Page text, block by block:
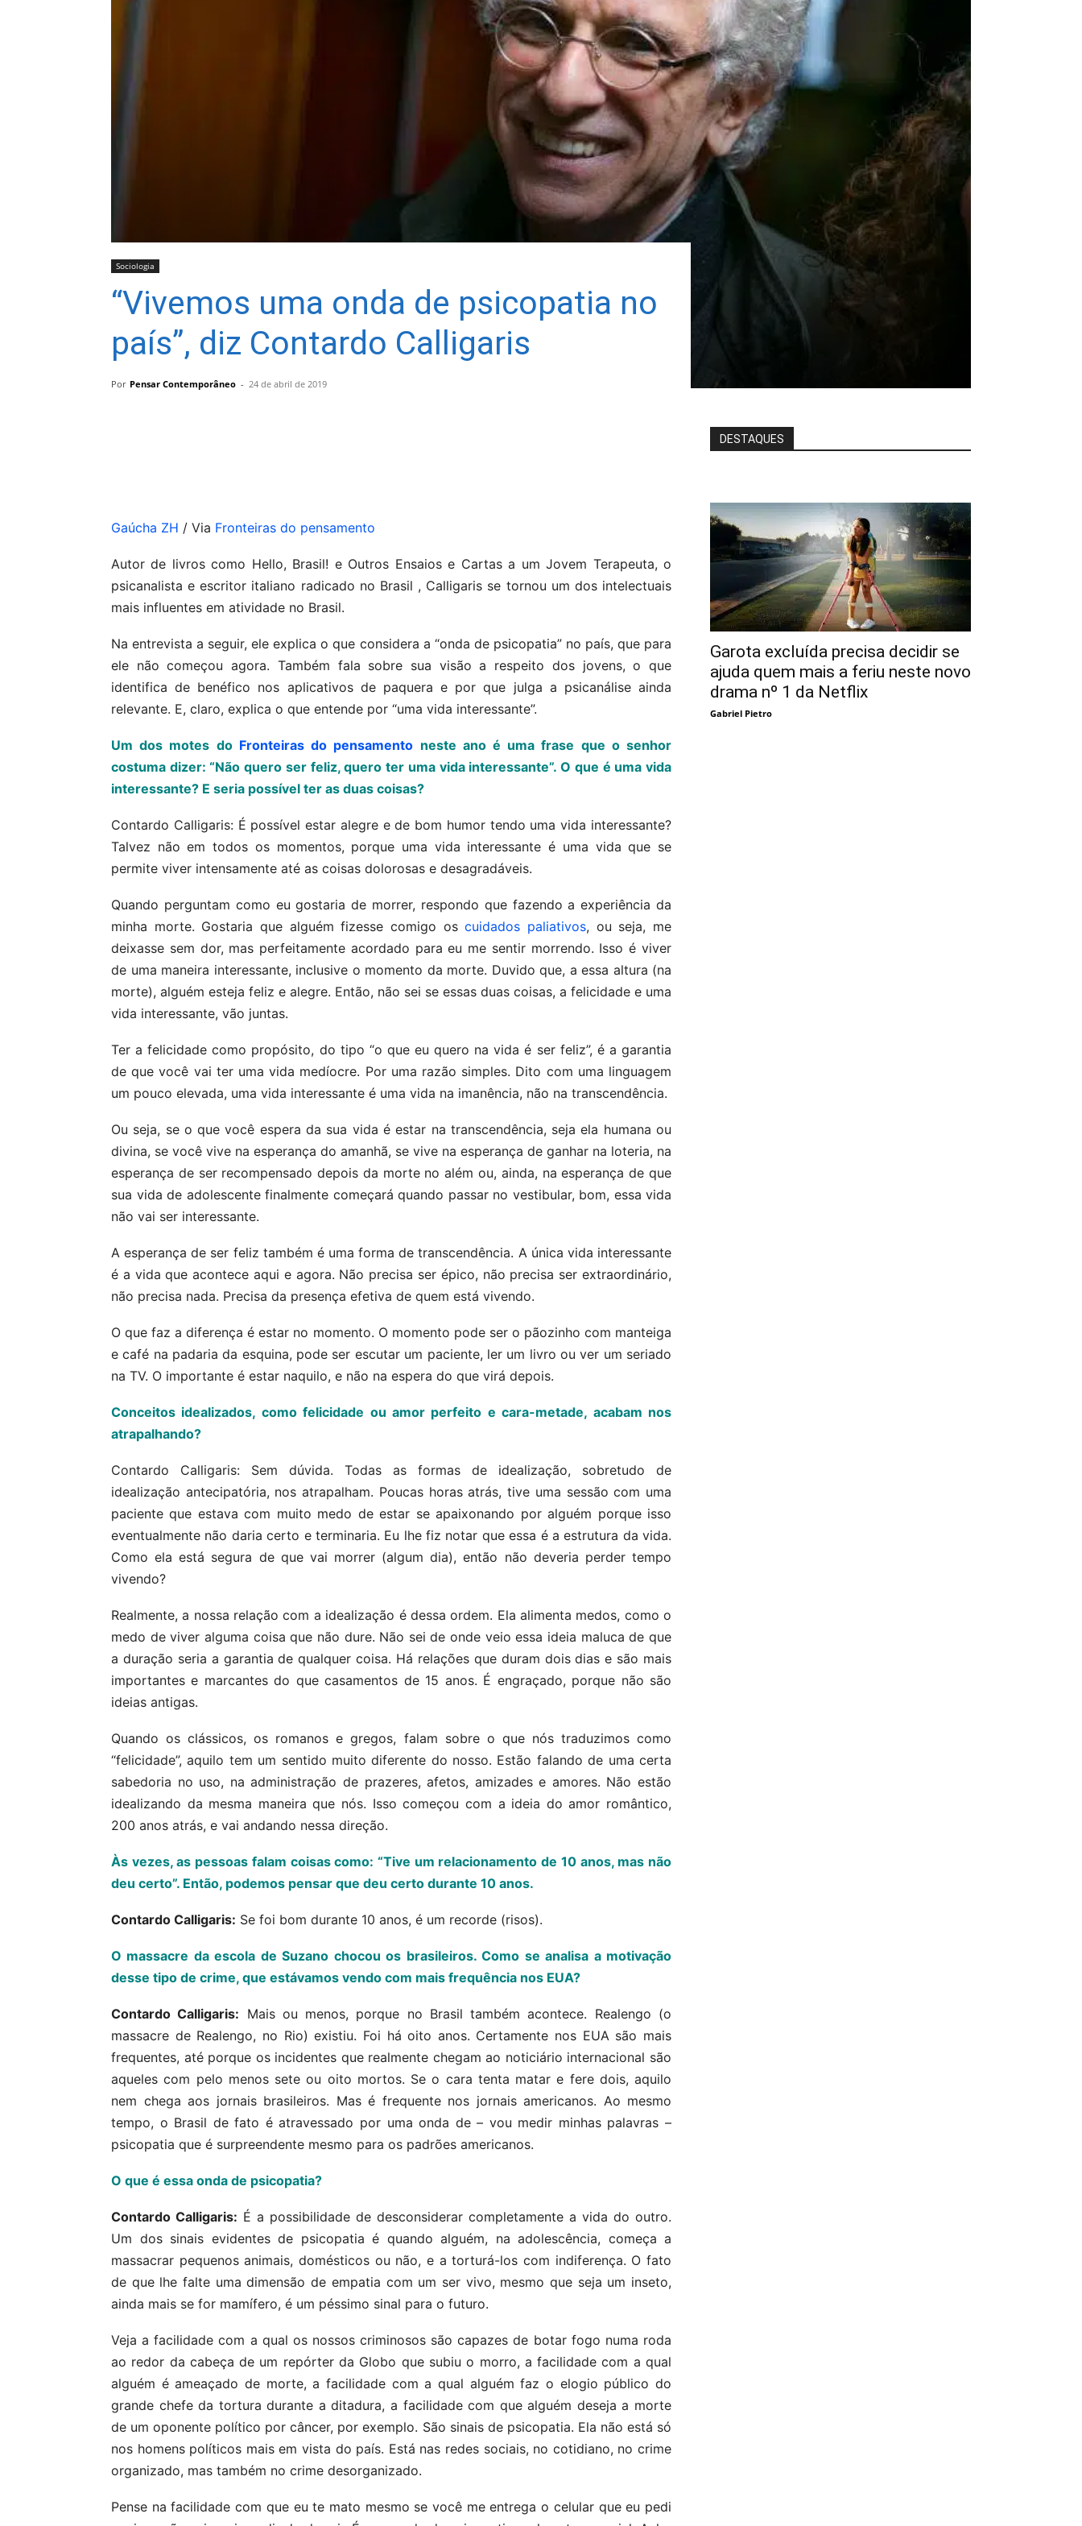
Sociologia
“Vivemos uma onda de psicopatia no
país”, diz Contardo Calligaris
Por Pensar Contemporâneo - 24 de abril de 2019
Gaúcha ZH / Via Fronteiras do pensamento
Autor de livros como Hello, Brasil! e Outros Ensaios e Cartas a um Jovem Terapeuta, o
psicanalista e escritor italiano radicado no Brasil , Calligaris se tornou um dos intelectuais
mais influentes em atividade no Brasil.
Na entrevista a seguir, ele explica o que considera a “onda de psicopatia” no país, que para
ele não começou agora. Também fala sobre sua visão a respeito dos jovens, o que
identifica de benéfico nos aplicativos de paquera e por que julga a psicanálise ainda
relevante. E, claro, explica o que entende por “uma vida interessante”.
Um dos motes do Fronteiras do pensamento neste ano é uma frase que o senhor
costuma dizer: “Não quero ser feliz, quero ter uma vida interessante”. O que é uma vida
interessante? E seria possível ter as duas coisas?
Contardo Calligaris: É possível estar alegre e de bom humor tendo uma vida interessante?
Talvez não em todos os momentos, porque uma vida interessante é uma vida que se
permite viver intensamente até as coisas dolorosas e desagradáveis.
Quando perguntam como eu gostaria de morrer, respondo que fazendo a experiência da
minha morte. Gostaria que alguém fizesse comigo oscuidados paliativos, ou seja, me
deixasse sem dor, mas perfeitamente acordado para eu me sentir morrendo. Isso é viver
de uma maneira interessante, inclusive o momento da morte. Duvido que, a essa altura (na
morte), alguém esteja feliz e alegre. Então, não sei se essas duas coisas, a felicidade e uma
vida interessante, vão juntas.
Ter a felicidade como propósito, do tipo “o que eu quero na vida é ser feliz”, é a garantia
de que você vai ter uma vida medíocre. Por uma razão simples. Dito com uma linguagem
um pouco elevada, uma vida interessante é uma vida na imanência, não na transcendência.
Ou seja, se o que você espera da sua vida é estar na transcendência, seja ela humana ou
divina, se você vive na esperança do amanhã, se vive na esperança de ganhar na loteria, na
esperança de ser recompensado depois da morte no além ou, ainda, na esperança de que
sua vida de adolescente finalmente começará quando passar no vestibular, bom, essa vida
não vai ser interessante.
A esperança de ser feliz também é uma forma de transcendência. A única vida interessante
é a vida que acontece aqui e agora. Não precisa ser épico, não precisa ser extraordinário,
não precisa nada. Precisa da presença efetiva de quem está vivendo.
O que faz a diferença é estar no momento. O momento pode ser o pãozinho com manteiga
e café na padaria da esquina, pode ser escutar um paciente, ler um livro ou ver um seriado
na TV. O importante é estar naquilo, e não na espera do que virá depois.
Conceitos idealizados, como felicidade ou amor perfeito e cara-metade, acabam nos
atrapalhando?
Contardo Calligaris: Sem dúvida. Todas as formas de idealização, sobretudo de
idealização antecipatória, nos atrapalham. Poucas horas atrás, tive uma sessão com uma
paciente que estava com muito medo de estar se apaixonando por alguém porque isso
eventualmente não daria certo e terminaria. Eu lhe fiz notar que essa é a estrutura da vida.
Como ela está segura de que vai morrer (algum dia), então não deveria perder tempo
vivendo?
Realmente, a nossa relação com a idealização é dessa ordem. Ela alimenta medos, como o
medo de viver alguma coisa que não dure. Não sei de onde veio essa ideia maluca de que
a duração seria a garantia de qualquer coisa. Há relações que duram dois dias e são mais
importantes e marcantes do que casamentos de 15 anos. É engraçado, porque não são
ideias antigas.
Quando os clássicos, os romanos e gregos, falam sobre o que nós traduzimos como
“felicidade”, aquilo tem um sentido muito diferente do nosso. Estão falando de uma certa
sabedoria no uso, na administração de prazeres, afetos, amizades e amores. Não estão
idealizando da mesma maneira que nós. Isso começou com a ideia do amor romântico,
200 anos atrás, e vai andando nessa direção.
Às vezes, as pessoas falam coisas como: “Tive um relacionamento de 10 anos, mas não
deu certo”. Então, podemos pensar que deu certo durante 10 anos.
Contardo Calligaris: Se foi bom durante 10 anos, é um recorde (risos).
O massacre da escola de Suzano chocou os brasileiros. Como se analisa a motivação
desse tipo de crime, que estávamos vendo com mais frequência nos EUA?
Contardo Calligaris: Mais ou menos, porque no Brasil também acontece. Realengo (o
massacre de Realengo, no Rio) existiu. Foi há oito anos. Certamente nos EUA são mais
frequentes, até porque os incidentes que realmente chegam ao noticiário internacional são
aqueles com pelo menos sete ou oito mortos. Se o cara tenta matar e fere dois, aquilo
nem chega aos jornais brasileiros. Mas é frequente nos jornais americanos. Ao mesmo
tempo, o Brasil de fato é atravessado por uma onda de – vou medir minhas palavras –
psicopatia que é surpreendente mesmo para os padrões americanos.
O que é essa onda de psicopatia?
Contardo Calligaris: É a possibilidade de desconsiderar completamente a vida do outro.
Um dos sinais evidentes de psicopatia é quando alguém, na adolescência, começa a
massacrar pequenos animais, domésticos ou não, e a torturá-los com indiferença. O fato
de que lhe falte uma dimensão de empatia com um ser vivo, mesmo que seja um inseto,
ainda mais se for mamífero, é um péssimo sinal para o futuro.
Veja a facilidade com a qual os nossos criminosos são capazes de botar fogo numa roda
ao redor da cabeça de um repórter da Globo que subiu o morro, a facilidade com a qual
alguém é ameaçado de morte, a facilidade com a qual alguém faz o elogio público do
grande chefe da tortura durante a ditadura, a facilidade com que alguém deseja a morte
de um oponente político por câncer, por exemplo. São sinais de psicopatia. Ela não está só
nos homens políticos mais em vista do país. Está nas redes sociais, no cotidiano, no crime
organizado, mas também no crime desorganizado.
Pense na facilidade com que eu te mato mesmo se você me entrega o celular que eu pedi
DESTAQUES
Garota excluída precisa decidir se
ajuda quem mais a feriu neste novo
drama nº 1 da Netflix
Gabriel Pietro